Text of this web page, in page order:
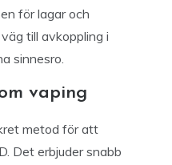
för lagar och
till avkoppling i
sinnesro.
vaping
metod för att
Det erbjuder snabb